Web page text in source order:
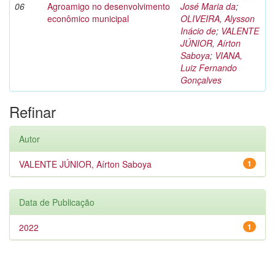
06
Agroamigo no desenvolvimento
econômico municipal
José Maria da;
OLIVEIRA, Alysson
Inácio de; VALENTE
JÚNIOR, Aírton
Saboya; VIANA,
Luiz Fernando
Gonçalves
Refinar
Autor
1
VALENTE JÚNIOR, Aírton Saboya
Data de Publicação
1
2022